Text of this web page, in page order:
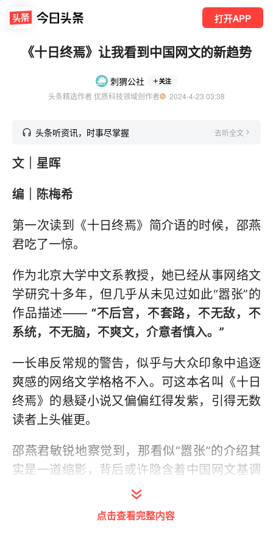
打开APP
《十日终焉》让我看到中国网文的新趋势
刺猬公社 关注
头条精选作者 优质科技领域创作者
  2024-4-23 03:38
头条听资讯，时事尽掌握 去听全文
文｜星晖
编｜陈梅希
第一次读到《十日终焉》简介语的时候，邵燕
君吃了一惊。
作为北京大学中文系教授，她已经从事网络文
学研究十多年，但几乎从未见过如此“嚣张”的
作品描述—— “不后宫，不套路，不无敌，不
系统，不无脑，不爽文，介意者慎入。”
一长串反常规的警告，似乎与大众印象中追逐
爽感的网络文学格格不入。可这本名叫《十日
终焉》的悬疑小说又偏偏红得发紫，引得无数
读者上头催更。
邵燕君敏锐地察觉到，那看似“嚣张”的介绍其
实是一道缩影，背后或许隐含着中国网文基调
事实上，网络文学的品质化发展趋势已渐成业
点击查看完整内容